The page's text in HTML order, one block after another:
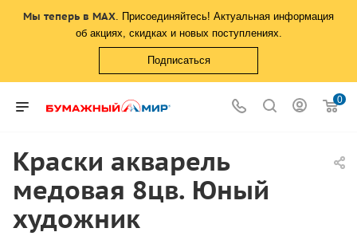
Мы теперь в MAX. Присоединяйтесь! Актуальная информация
об акциях, скидках и новых поступлениях.
Подписаться
0
Краски акварель
медовая 8цв. Юный
художник